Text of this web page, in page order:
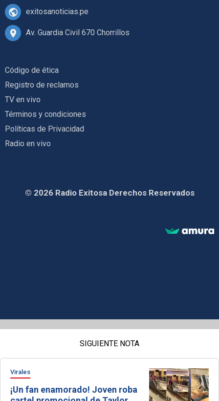
exitosanoticias.pe
Av. Guardia Civil 670 Chorrillos
Código de ética
Registro de reclamos
TV en vivo
Términos y condiciones
Políticas de Privacidad
Radio en vivo
© 2026 Radio Exitosa Derechos Reservados
SIGUIENTE NOTA
Virales
¡Un fan enamorado! Joven roba